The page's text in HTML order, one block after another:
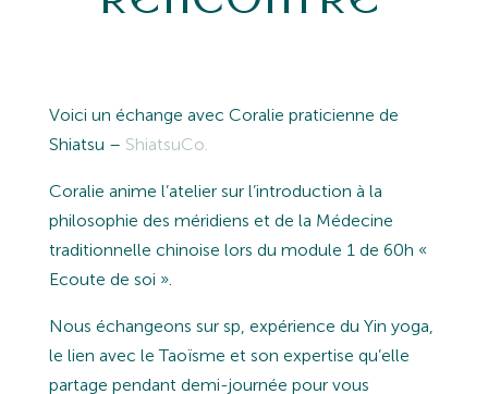
Voici un échange avec Coralie praticienne de
Shiatsu – ShiatsuCo.
Coralie anime l’atelier sur l’introduction à la
philosophie des méridiens et de la Médecine
traditionnelle chinoise lors du module 1 de 60h «
Ecoute de soi ».
Nous échangeons sur sp, expérience du Yin yoga,
le lien avec le Taoïsme et son expertise qu’elle
partage pendant demi-journée pour vous